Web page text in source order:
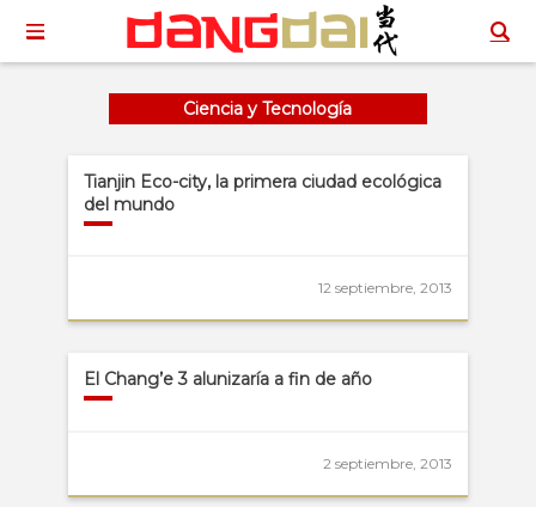
Ciencia y Tecnología
Tianjin Eco-city, la primera ciudad ecológica
del mundo
12 septiembre, 2013
El Chang’e 3 alunizaría a fin de año
2 septiembre, 2013